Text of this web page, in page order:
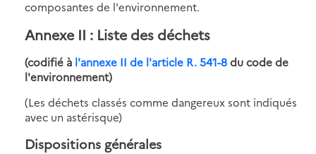
composantes de l'environnement.
Annexe II : Liste des déchets
(codifié à l'annexe II de l'article R. 541-8du code de
l'environnement)
(Les déchets classés comme dangereux sont indiqués
avec un astérisque)
Dispositions générales